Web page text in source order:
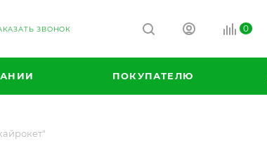
ЗВОНОК 0
ПОКУПАТЕЛЮ